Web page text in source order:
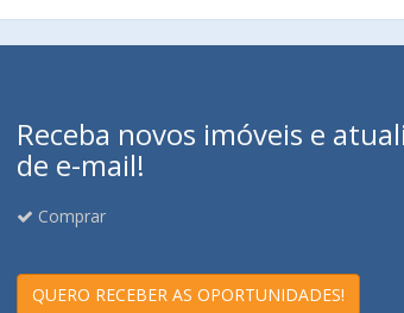
Receba novos imóveis e
de e-mail!
Comprar
QUERO RECEBER AS OPORTUNIDADES!